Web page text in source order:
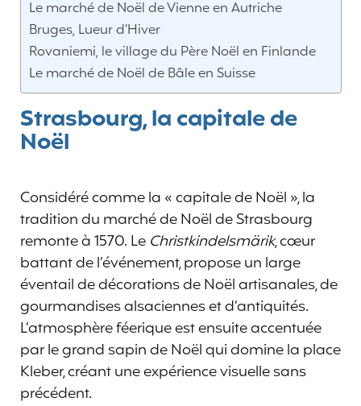
Le marché de Noël de Vienne en Autriche
Bruges, Lueur d’Hiver
Rovaniemi, le village du Père Noël en Finlande
Le marché de Noël de Bâle en Suisse
Strasbourg, la capitale de
Noël
Considéré comme la « capitale de Noël », la
tradition du marché de Noël de Strasbourg
remonte à 1570. Le Christkindelsmärik, cœur
battant de l’événement, propose un large
éventail de décorations de Noël artisanales, de
gourmandises alsaciennes et d’antiquités.
L’atmosphère féerique est ensuite accentuée
par le grand sapin de Noël qui domine la place
Kleber, créant une expérience visuelle sans
précédent.